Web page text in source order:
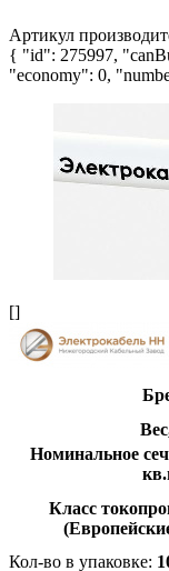
Артикул
{ "id": 275997,
"economy": 0,
[]
Номинальное
Класс
Кол-во в упаковке: